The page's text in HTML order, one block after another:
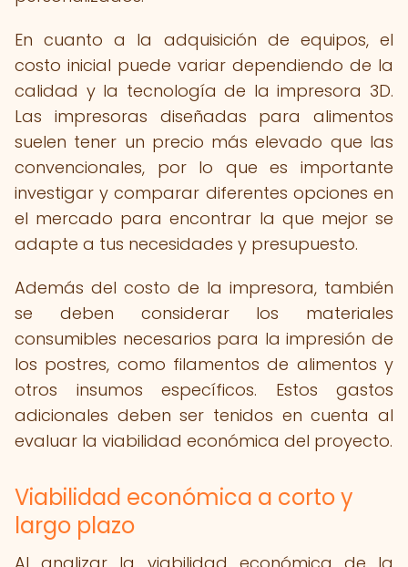
En cuanto a la adquisición de equipos, el
costo inicial puede variar dependiendo de la
calidad y la tecnología de la impresora 3D.
Las impresoras diseñadas para alimentos
suelen tener un precio más elevado que las
convencionales, por lo que es importante
investigar y comparar diferentes opciones en
el mercado para encontrar la que mejor se
adapte a tus necesidades y presupuesto.
Además del costo de la impresora, también
se deben considerar los materiales
consumibles necesarios para la impresión de
los postres, como filamentos de alimentos y
otros insumos específicos. Estos gastos
adicionales deben ser tenidos en cuenta al
evaluar la viabilidad económica del proyecto.
Viabilidad económica a corto y
largo plazo